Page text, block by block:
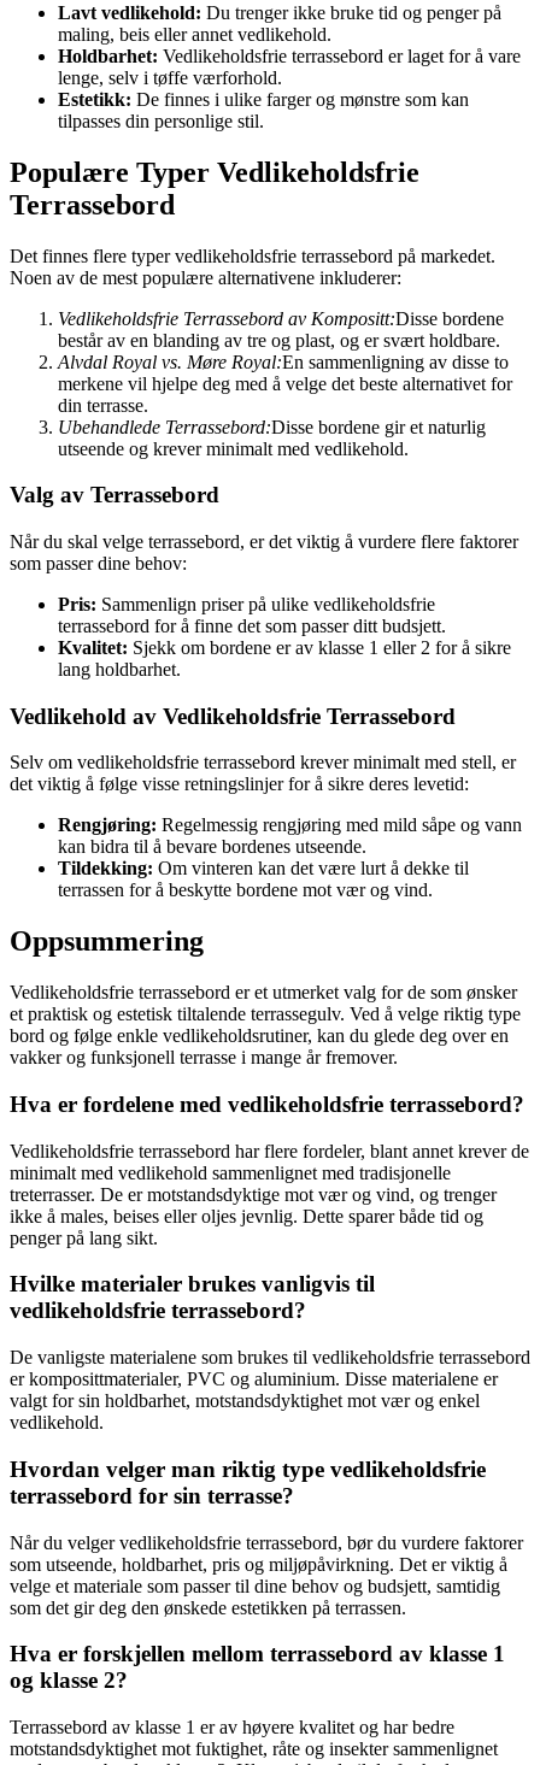
Lavt vedlikehold: Du trenger ikke bruke tid og penger på
maling, beis eller annet vedlikehold.
Holdbarhet: Vedlikeholdsfrie terrassebord er laget for å vare
lenge, selv i tøffe værforhold.
Estetikk: De finnes i ulike farger og mønstre som kan
tilpasses din personlige stil.
Populære Typer Vedlikeholdsfrie
Terrassebord
Det finnes flere typer vedlikeholdsfrie terrassebord på markedet.
Noen av de mest populære alternativene inkluderer:
Vedlikeholdsfrie Terrassebord av Kompositt:Disse bordene
består av en blanding av tre og plast, og er svært holdbare.
Alvdal Royal vs. Møre Royal:En sammenligning av disse to
merkene vil hjelpe deg med å velge det beste alternativet for
din terrasse.
Ubehandlede Terrassebord:Disse bordene gir et naturlig
utseende og krever minimalt med vedlikehold.
Valg av Terrassebord
Når du skal velge terrassebord, er det viktig å vurdere flere faktorer
som passer dine behov:
Pris: Sammenlign priser på ulike vedlikeholdsfrie
terrassebord for å finne det som passer ditt budsjett.
Kvalitet: Sjekk om bordene er av klasse 1 eller 2 for å sikre
lang holdbarhet.
Vedlikehold av Vedlikeholdsfrie Terrassebord
Selv om vedlikeholdsfrie terrassebord krever minimalt med stell, er
det viktig å følge visse retningslinjer for å sikre deres levetid:
Rengjøring: Regelmessig rengjøring med mild såpe og vann
kan bidra til å bevare bordenes utseende.
Tildekking: Om vinteren kan det være lurt å dekke til
terrassen for å beskytte bordene mot vær og vind.
Oppsummering
Vedlikeholdsfrie terrassebord er et utmerket valg for de som ønsker
et praktisk og estetisk tiltalende terrassegulv. Ved å velge riktig type
bord og følge enkle vedlikeholdsrutiner, kan du glede deg over en
vakker og funksjonell terrasse i mange år fremover.
Hva er fordelene med vedlikeholdsfrie terrassebord?
Vedlikeholdsfrie terrassebord har flere fordeler, blant annet krever de
minimalt med vedlikehold sammenlignet med tradisjonelle
treterrasser. De er motstandsdyktige mot vær og vind, og trenger
ikke å males, beises eller oljes jevnlig. Dette sparer både tid og
penger på lang sikt.
Hvilke materialer brukes vanligvis til
vedlikeholdsfrie terrassebord?
De vanligste materialene som brukes til vedlikeholdsfrie terrassebord
er komposittmaterialer, PVC og aluminium. Disse materialene er
valgt for sin holdbarhet, motstandsdyktighet mot vær og enkel
vedlikehold.
Hvordan velger man riktig type vedlikeholdsfrie
terrassebord for sin terrasse?
Når du velger vedlikeholdsfrie terrassebord, bør du vurdere faktorer
som utseende, holdbarhet, pris og miljøpåvirkning. Det er viktig å
velge et materiale som passer til dine behov og budsjett, samtidig
som det gir deg den ønskede estetikken på terrassen.
Hva er forskjellen mellom terrassebord av klasse 1
og klasse 2?
Terrassebord av klasse 1 er av høyere kvalitet og har bedre
motstandsdyktighet mot fuktighet, råte og insekter sammenlignet